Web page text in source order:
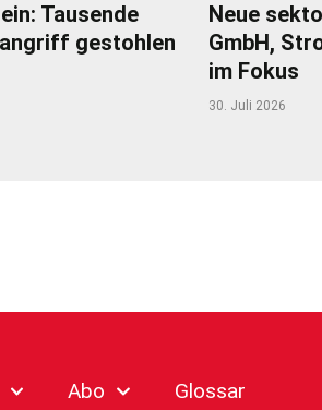
Tausende
gestohlen
Neue
GmbH,
im Fokus
30. Juli 2026
Abo Glossar